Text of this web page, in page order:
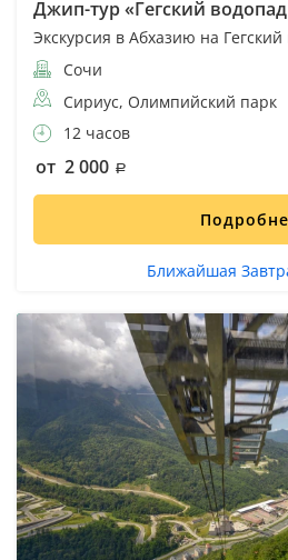
Джип-тур «Гегский
Экскурсия в Абхазию на
Сочи
Сириус, Олимпийский парк
12 часов
от 2 000
Ближайшая